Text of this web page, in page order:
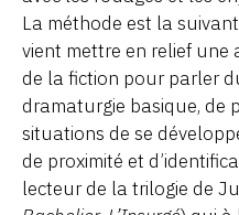
La méthode est la
vient mettre en relief une
de la fiction pour parler
dramaturgie basique, de
situations de se
de proximité et
lecteur de la trilogie de